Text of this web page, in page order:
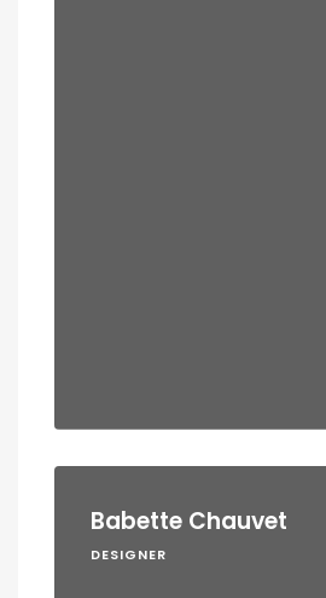
Babette Chauvet
DESIGNER